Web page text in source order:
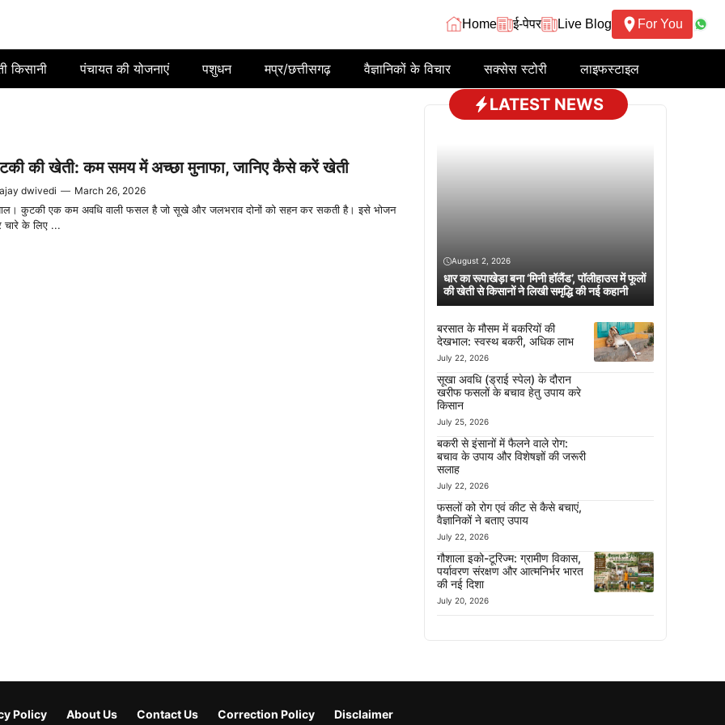
Home ई-पेपर Live Blog For You
किसानी पंचायत की योजनाएं पशुधन मप्र/छत्तीसगढ़ वैज्ञानिकों के विचार सक्सेस स्टोरी लाइफस्टाइल
की खेती: कम समय में अच्छा मुनाफा, जानिए कैसे करें खेती
ajay dwivedi — March 26, 2026
कुटकी एक कम अवधि वाली फसल है जो सूखे और जलभराव दोनों को सहन कर सकती है। इसे भोजन
के लिए ...
LATEST NEWS
August 2, 2026
धार का रूपाखेड़ा बना ‘मिनी हॉलैंड’, पॉलीहाउस में फूलों
की खेती से किसानों ने लिखी समृद्धि की नई कहानी
बरसात के मौसम में बकरियों की
देखभाल: स्वस्थ बकरी, अधिक लाभ
July 22, 2026
सूखा अवधि (ड्राई स्पेल) के दौरान
खरीफ फसलों के बचाव हेतु उपाय करे
किसान
July 25, 2026
बकरी से इंसानों में फैलने वाले रोग:
बचाव के उपाय और विशेषज्ञों की जरूरी
सलाह
July 22, 2026
फसलों को रोग एवं कीट से कैसे बचाएं,
वैज्ञानिकों ने बताए उपाय
July 22, 2026
गौशाला इको-टूरिज्म: ग्रामीण विकास,
पर्यावरण संरक्षण और आत्मनिर्भर भारत
की नई दिशा
July 20, 2026
Policy About Us Contact Us Correction Policy Disclaimer